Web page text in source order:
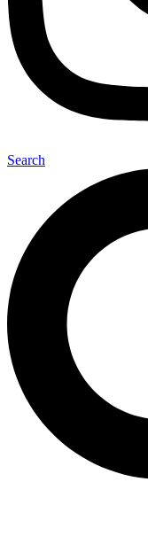
Search